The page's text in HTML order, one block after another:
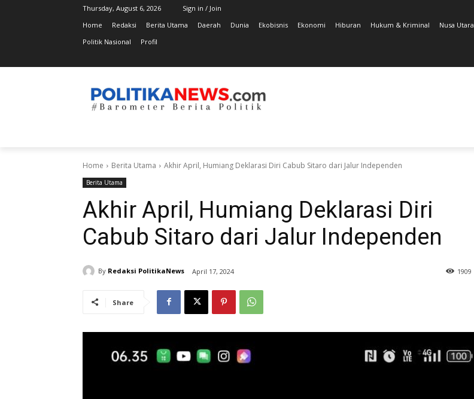
Thursday, August 6, 2026
Sign in / Join
Home
Redaksi Berita Utama Daerah Dunia Ekobisnis Ekonomi Hiburan Hukum & Kriminal Nusa Utara
Politik Nasional
Profil
Home Berita Utama Akhir April, Humiang Deklarasi Diri Cabub Sitaro dari Jalur Independen
Berita Utama
Akhir April, Humiang Deklarasi Diri
Cabub Sitaro dari Jalur Independen
By Redaksi PolitikaNews April 17, 2024 1909
Share